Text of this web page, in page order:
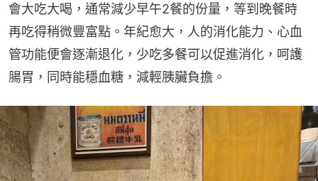
會大吃大喝，通常減少早午2餐的份量，等到晚餐時
再吃得稍微豐富點。年紀愈大，人的消化能力、心血
管功能便會逐漸退化，少吃多餐可以促進消化，呵護
腸胃，同時能穩血糖，減輕胰臟負擔。